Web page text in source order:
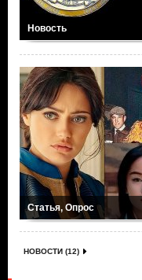
Новость
Статья, Опрос
НОВОСТИ (12)